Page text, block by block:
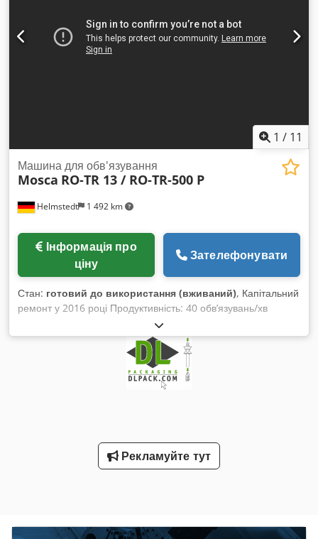
1 / 11
Helmstedt 1 492 km
Машина для обв'язування
Mosca RO-TR 13 / RO-TR-500 P
ціну
Зателефонувати
Стан: готовий до використання (вживаний), Капітальний
ремонт у 2016 році Продуктивність: 40 обв’язувань/хв
Ширина стрічки: 4-12 мм Cedpfxsd Hkf Nj Ahyjrf Макс.
діаметр: 200 мм Довжина осердя: 190 мм
Рекламуйте тут